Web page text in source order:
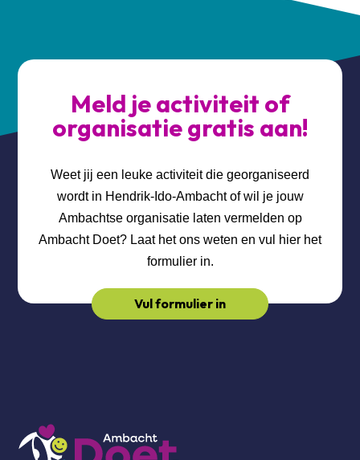
Meld je activiteit of
organisatie gratis aan!
Weet jij een leuke activiteit die georganiseerd
wordt in Hendrik-Ido-Ambacht of wil je jouw
Ambachtse organisatie laten vermelden op
Ambacht Doet? Laat het ons weten en vul hier het
formulier in.
Vul formulier in